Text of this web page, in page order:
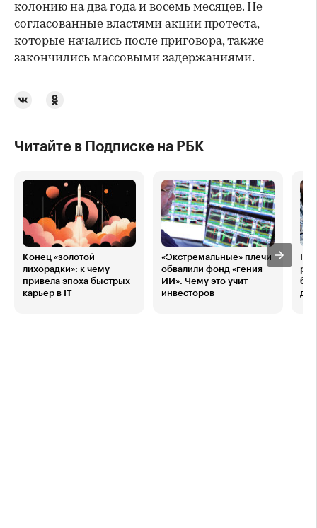
колонию на два года и восемь месяцев. Не
согласованные властями акции протеста,
которые начались после приговора, также
закончились массовыми задержаниями.
Читайте в Подписке на РБК
Конец «золотой
лихорадки»: к чему
привела эпоха быстрых
карьер в IT
«Экстремальные» плечи
обвалили фонд «гения
ИИ». Чему это учит
инвесторов